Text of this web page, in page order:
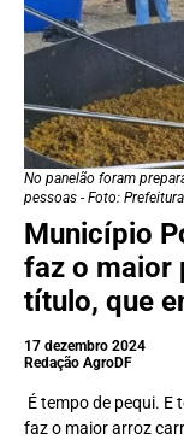
No panelão foram
pessoas - Foto:
Município
faz o maior
título, que
17 dezembro 2024
Redação AgroDF
É tempo de pequi.
faz o maior arroz